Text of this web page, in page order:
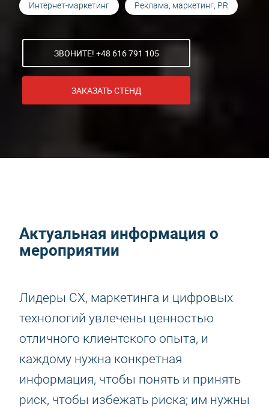
Интернет-маркетинг Реклама, маркетинг, PR
ЗВОНИТЕ! +48 616 791 105
ЗАКАЗАТЬ СТЕНД
Актуальная информация о
мероприятии
Лидеры CX, маркетинга и цифровых
технологий увлечены ценностью
отличного клиентского опыта, и
каждому нужна конкретная
информация, чтобы понять и принять
риск, чтобы избежать риска; им нужны